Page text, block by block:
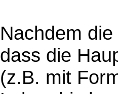
Nachdem
dass die
(z.B. mit